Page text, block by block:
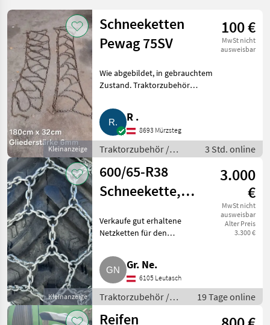
Kleinanzeige
Schneeketten
Pewag 75SV
100 €
MwSt nicht
ausweisbar
Wie abgebildet, in gebrauchtem
Zustand. Traktorzubehör
R .
8693 Mürzsteg
Traktorzubehör /
Schneeketten
3 Std. online
Kleinanzeige
600/65-R38
Schneekette,
Netzkette,
3.000
€
MwSt nicht
ausweisbar
Alter Preis
3.300 €
Verkaufe gut erhaltene
Netzketten für den
dergleichen. Die Ketten wurden
bei uns etwas im Schnee und
einmal im Wald verwendet. Die
Ket
Gr. Ne.
6105 Leutasch
Traktorzubehör /
Schneeketten
19 Tage online
Reifen